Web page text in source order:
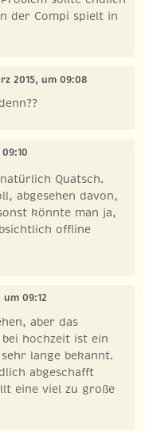
der Compi spielt in
2015, um 09:08
Quatsch.
abgesehen davon,
könnte man ja,
offline
um 09:12
aber das
hochzeit ist ein
lange bekannt.
abgeschafft
eine viel zu große